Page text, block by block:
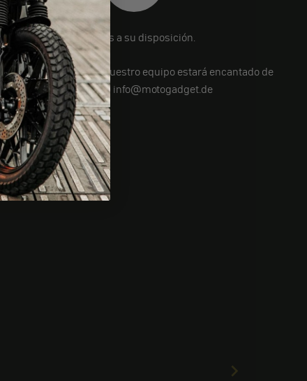
Estamos a su disposición.
¿Aún tiene preguntas? Nuestro equipo estará encantado de
ayudarle en info@motogadget.de